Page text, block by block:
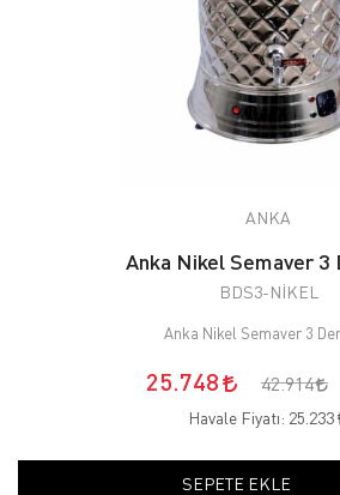
ANKA
Anka Nikel Semaver 3
BDS3-NİKEL
Anka Nikel Semaver 3
25.748 42.914
Havale Fiyatı: 25.233
SEPETE EKLE